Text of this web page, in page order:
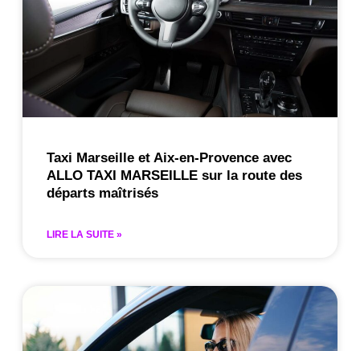
Taxi Marseille et Aix-en-Provence avec
ALLO TAXI MARSEILLE sur la route des
départs maîtrisés
LIRE LA SUITE »